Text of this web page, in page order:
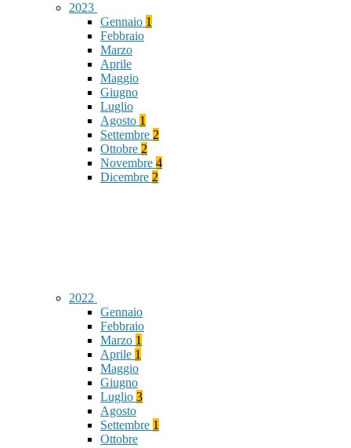
2023
Gennaio 1
Febbraio
Marzo
Aprile
Maggio
Giugno
Luglio
Agosto 1
Settembre 2
Ottobre 2
Novembre 4
Dicembre 2
2022
Gennaio
Febbraio
Marzo 1
Aprile 1
Maggio
Giugno
Luglio 3
Agosto
Settembre 1
Ottobre